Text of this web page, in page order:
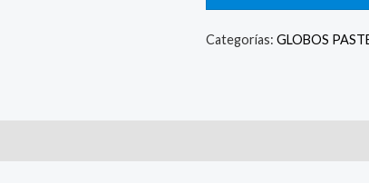
Categorías: GLOBOS